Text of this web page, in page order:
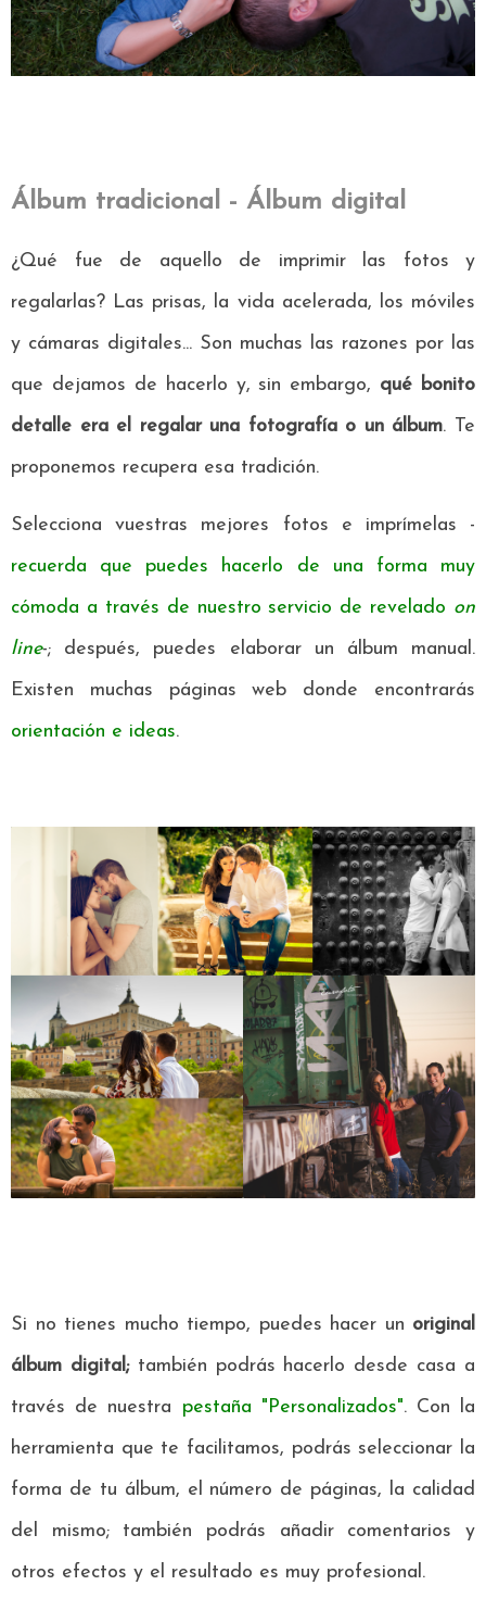
Álbum tradicional - Álbum digital
¿Qué fue de aquello de imprimir las fotos y
regalarlas? Las prisas, la vida acelerada, los móviles
y cámaras digitales... Son muchas las razones por las
que dejamos de hacerlo y, sin embargo, qué bonito
detalle era el regalar una fotografía o un álbum. Te
proponemos recupera esa tradición.
Selecciona vuestras mejores fotos e imprímelas -
recuerda que puedes hacerlo de una forma muy
cómoda a través de nuestro servicio de revelado on
line-; después, puedes elaborar un álbum manual.
Existen muchas páginas web donde encontrarás
orientación e ideas.
Si no tienes mucho tiempo, puedes hacer un original
álbum digital; también podrás hacerlo desde casa a
través de nuestra pestaña "Personalizados". Con la
herramienta que te facilitamos, podrás seleccionar la
forma de tu álbum, el número de páginas, la calidad
del mismo; también podrás añadir comentarios y
otros efectos y el resultado es muy profesional.